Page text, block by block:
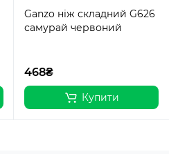
Ganzo ніж складний G626
самурай червоний
468₴
Купити